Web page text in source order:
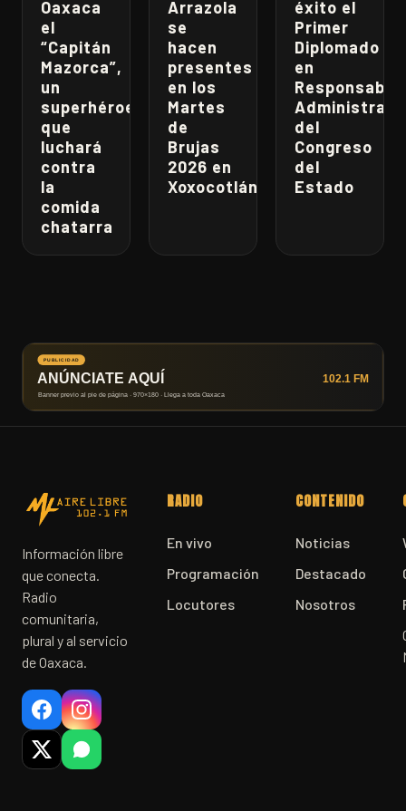
Oaxaca
el
“Capitán
Mazorca”,
un
superhéroe
que
luchará
contra
la
comida
chatarra
Arrazola
se
hacen
presentes
en los
Martes
de
Brujas
2026 en
Xoxocotlán
éxito el
Primer
Diplomado
en
del
Congreso
del
Estado
Información libre
que conecta.
Radio
comunitaria,
plural y al servicio
de Oaxaca.
RADIO
En vivo
Programación
Locutores
CONTENIDO
Noticias
Destacado
Nosotros